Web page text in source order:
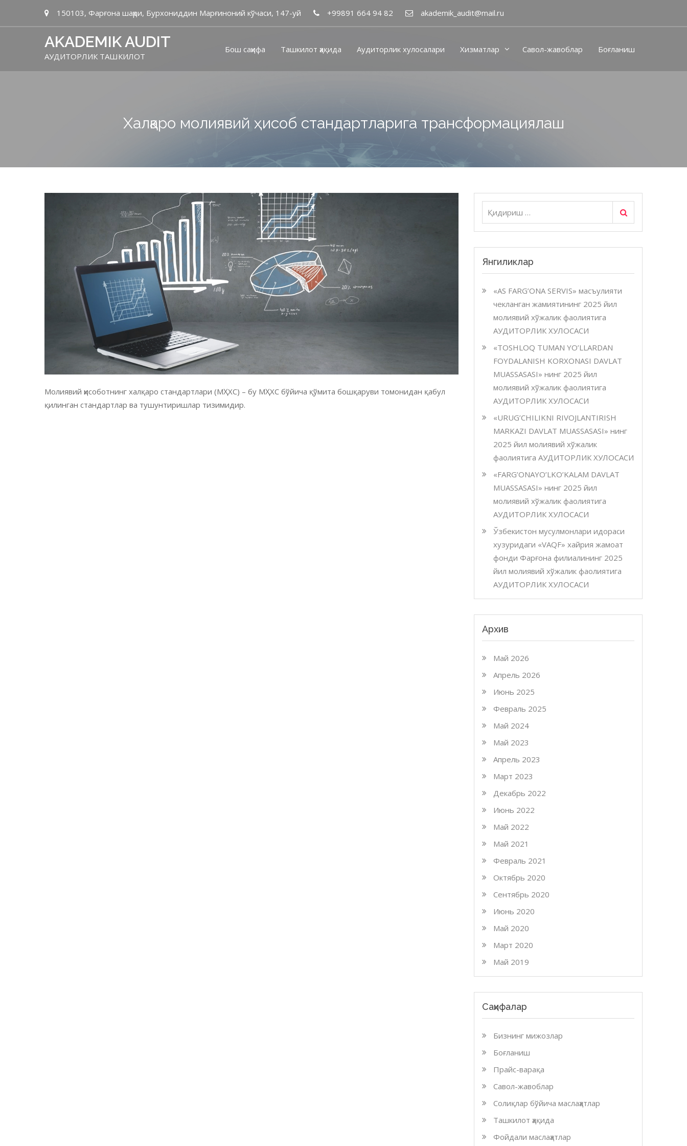
150103, Фарғона шаҳри, Бурхониддин Марғиноний кўчаси, 147-уй +99891 664 94 82 akademik_audit@mail.ru
AKADEMIK AUDIT
АУДИТОРЛИК ТАШКИЛОТ
Бош саҳифа Ташкилот ҳақида Аудиторлик хулосалари Хизматлар Савол-жавоблар Боғланиш
Халқаро молиявий ҳисоб стандартларига трансформациялаш
Молиявий ҳисоботнинг халқаро стандартлари (МҲХС) – бу МҲХС бўйича қўмита бошқаруви томонидан қабул
қилинган стандартлар ва тушунтиришлар тизимидир.
Янгиликлар
«AS FARG’ONA SERVIS» масъулияти
чекланган жамиятининг 2025 йил
молиявий хўжалик фаолиятига
АУДИТОРЛИК ХУЛОСАСИ
«TOSHLOQ TUMAN YO’LLARDAN
FOYDALANISH KORXONASI DAVLAT
MUASSASASI» нинг 2025 йил
молиявий хўжалик фаолиятига
АУДИТОРЛИК ХУЛОСАСИ
«URUG’CHILIKNI RIVOJLANTIRISH
MARKAZI DAVLAT MUASSASASI» нинг
2025 йил молиявий хўжалик
фаолиятига АУДИТОРЛИК ХУЛОСАСИ
«FARG’ONAYO’LKO’KALAM DAVLAT
MUASSASASI» нинг 2025 йил
молиявий хўжалик фаолиятига
АУДИТОРЛИК ХУЛОСАСИ
Ўзбекистон мусулмонлари идораси
хузуридаги «VAQF» хайрия жамоат
фонди Фарғона филиалининг 2025
йил молиявий хўжалик фаолиятига
АУДИТОРЛИК ХУЛОСАСИ
Архив
Май 2026
Апрель 2026
Июнь 2025
Февраль 2025
Май 2024
Май 2023
Апрель 2023
Март 2023
Декабрь 2022
Июнь 2022
Май 2022
Май 2021
Февраль 2021
Октябрь 2020
Сентябрь 2020
Июнь 2020
Май 2020
Март 2020
Май 2019
Саҳифалар
Бизнинг мижозлар
Боғланиш
Прайс-варақа
Савол-жавоблар
Солиқлар бўйича маслаҳатлар
Ташкилот ҳақида
Фойдали маслаҳатлар